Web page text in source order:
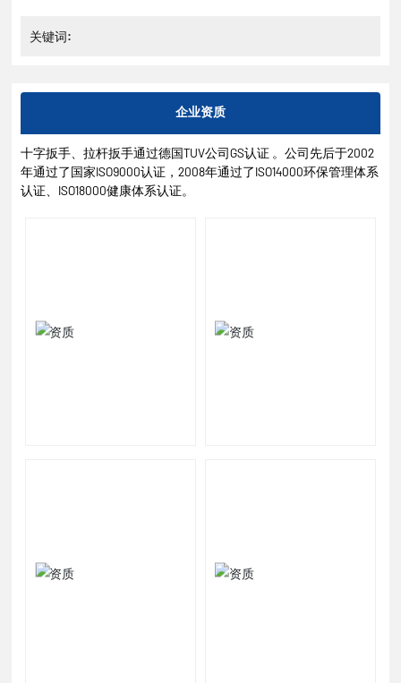
关键词:
企业资质
十字扳手、拉杆扳手通过德国TUV公司GS认证 。公司先后于2002
年通过了国家ISO9000认证，2008年通过了ISO14000环保管理体系
认证、ISO18000健康体系认证。